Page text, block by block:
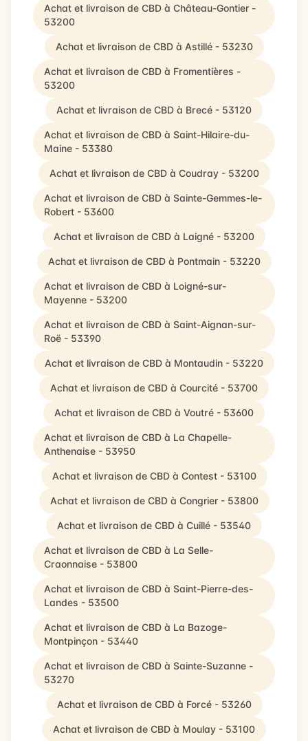
Achat et livraison de CBD à Château-Gontier -
53200
Achat et livraison de CBD à Astillé - 53230
Achat et livraison de CBD à Fromentières -
53200
Achat et livraison de CBD à Brecé - 53120
Achat et livraison de CBD à Saint-Hilaire-du-
Maine - 53380
Achat et livraison de CBD à Coudray - 53200
Achat et livraison de CBD à Sainte-Gemmes-le-
Robert - 53600
Achat et livraison de CBD à Laigné - 53200
Achat et livraison de CBD à Pontmain - 53220
Achat et livraison de CBD à Loigné-sur-
Mayenne - 53200
Achat et livraison de CBD à Saint-Aignan-sur-
Roë - 53390
Achat et livraison de CBD à Montaudin - 53220
Achat et livraison de CBD à Courcité - 53700
Achat et livraison de CBD à Voutré - 53600
Achat et livraison de CBD à La Chapelle-
Anthenaise - 53950
Achat et livraison de CBD à Contest - 53100
Achat et livraison de CBD à Congrier - 53800
Achat et livraison de CBD à Cuillé - 53540
Achat et livraison de CBD à La Selle-
Craonnaise - 53800
Achat et livraison de CBD à Saint-Pierre-des-
Landes - 53500
Achat et livraison de CBD à La Bazoge-
Montpinçon - 53440
Achat et livraison de CBD à Sainte-Suzanne -
53270
Achat et livraison de CBD à Forcé - 53260
Achat et livraison de CBD à Moulay - 53100